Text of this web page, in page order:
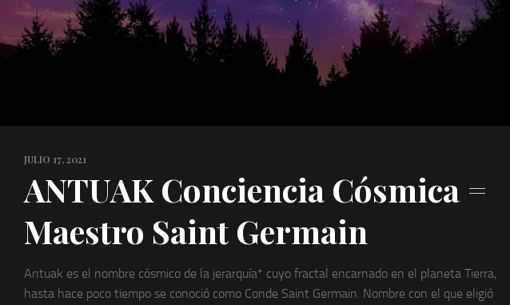
JULIO 17, 2021
ANTUAK Conciencia Cósmica =
Maestro Saint Germain
Antuak es el nombre cósmico de la jerarquía* cuyo fractal encarnado en el planeta Tierra,
hasta hace poco tiempo se conoció como Conde Saint Germain. Nombre con el que eligió